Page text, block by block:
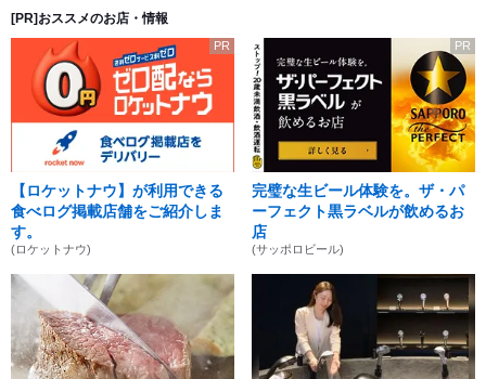
[PR]おススメのお店・情報
PR
【ロケットナウ】が利用できる
食べログ掲載店舗をご紹介しま
す。
(ロケットナウ)
PR
完璧な生ビール体験を。ザ・パ
ーフェクト黒ラベルが飲めるお
店
(サッポロビール)